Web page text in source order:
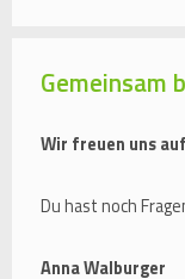
Gemeinsam
Wir freuen uns
Du hast noch
Anna Walburger